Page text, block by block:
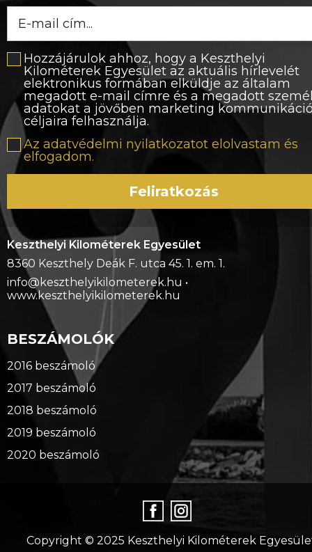
Hozzájárulok ahhoz, hogy a Keszthelyi
Kilométerek Egyesület az aktuális hírlevelét
elektronikus formában elküldje az általam
megadott e-mail címre és a megadott
adatokat a jövőben marketing
céljaira felhasználja.
Az adatvédelmi nyilatkozatot elolvastam és
elfogadom.
Feliratkozás
Keszthelyi Kilométerek Egyesület
8360 Keszthely Deák F. utca 45. 1. em. 1.
info@keszthelyikilometerek.hu •
www.keszthelyikilometerek.hu
BESZÁMOLÓK
2016 beszámoló
2017 beszámoló
2018 beszámoló
2019 beszámoló
2020 beszámoló
Copyright © 2025 Keszthelyi Kilométerek